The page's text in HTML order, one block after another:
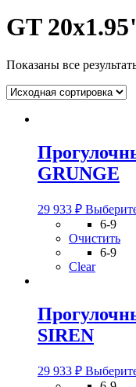
GT
Показаны все
GRUNGE
29 933 ₽
6-9
Очистить
6-9
Clear
SIREN
29 933 ₽